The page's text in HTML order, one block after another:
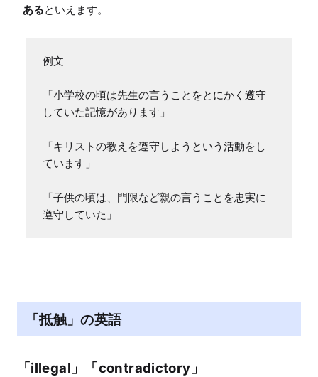
あるといえます。
例文
「小学校の頃は先生の言うことをとにかく遵守
していた記憶があります」
「キリストの教えを遵守しようという活動をし
ています」
「子供の頃は、門限など親の言うことを忠実に
遵守していた」
「抵触」の英語
「illegal」「contradictory」